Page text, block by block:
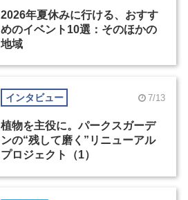
2026年夏休みに行ける、おすす
めのイベント10選：そのほかの
地域
インタビュー 7/13
植物を主役に。パークスガーデ
ンの“残して磨く”リニューアル
プロジェクト（1）